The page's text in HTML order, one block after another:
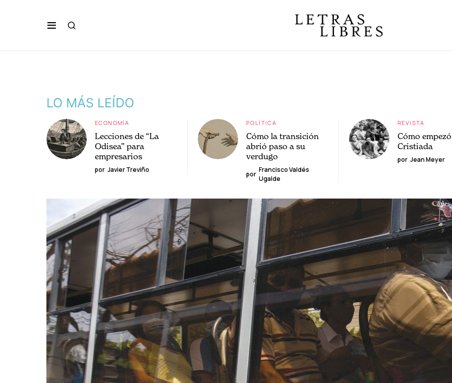
LO MÁS LEÍDO
ECONOMÍA
Lecciones de “La
Odisea” para
empresarios
por Javier Treviño
POLÍTICA
Cómo la transición
abrió paso a su
verdugo
por
Francisco Valdés
Ugalde
REVISTA
Cómo
Cristiada
por Jean Meyer